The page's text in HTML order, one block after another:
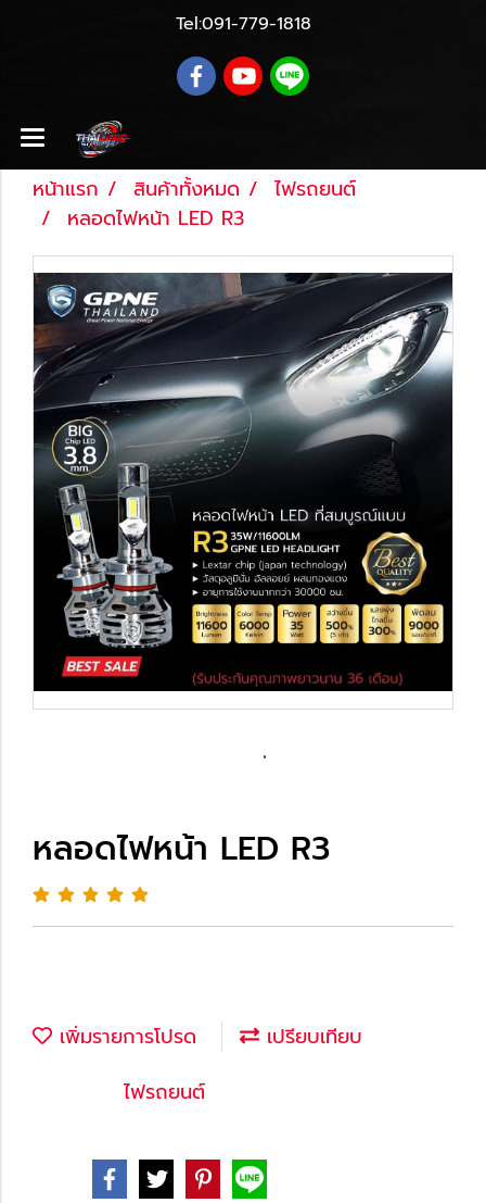
Tel:091-779-1818
หน้าแรก สินค้าทั้งหมด
ไฟรถยนต์
หลอดไฟหน้า LED R3
หลอดไฟหน้า LED R3
เพิ่มรายการโปรด
เปรียบเทียบ
ไฟรถยนต์